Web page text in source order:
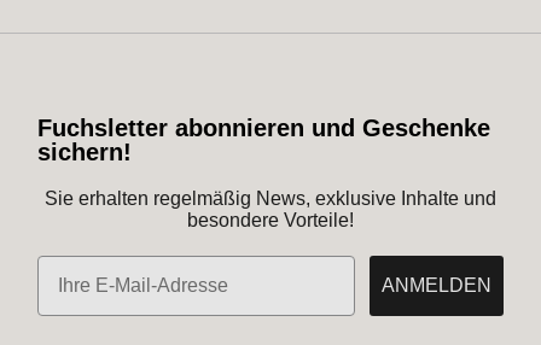
Fuchsletter abonnieren und Geschenke
sichern!
Sie erhalten regelmäßig News, exklusive Inhalte und
besondere Vorteile!
E-Mail
ANMELDEN